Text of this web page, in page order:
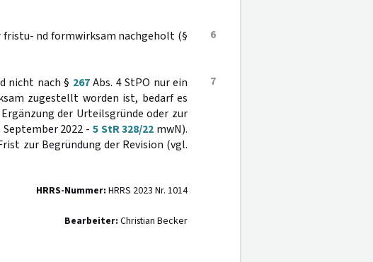
6
fristu- nd formwirksam nachgeholt (§
7
nicht nach § 267Abs. 4 StPO nur ein
zugestellt worden ist, bedarf es
der Urteilsgründe oder zur
2022 - 5 StR 328/22 mwN).
zur Begründung der Revision (vgl.
HRRS-Nummer: HRRS 2023 Nr. 1014
Bearbeiter: Christian Becker